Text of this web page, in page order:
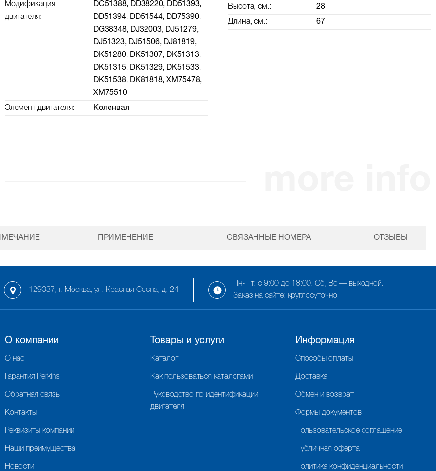
Модификация
двигателя:
DC51388, DD38220, DD51393,
DD51394, DD51544, DD75390,
DG38348, DJ32003, DJ51279,
DJ51323, DJ51506, DJ81819,
DK51280, DK51307, DK51313,
DK51315, DK51329, DK51533,
DK51538, DK81818, XM75478,
XM75510
Элемент двигателя: Коленвал
Высота, см.: 28
Длина, см.: 67
ПРИМЕНЕНИЕ СВЯЗАННЫЕ НОМЕРА ОТЗЫВЫ
129337, г. Москва, ул. Красная Сосна, д. 24
Пн-Пт: с 9:00 до 18:00. Сб, Вс — выходной.
Заказ на сайте: круглосуточно
О компании
О нас
Гарантия Perkins
Обратная связь
Контакты
Реквизиты компании
Наши преимущества
Новости
Товары и услуги
Каталог
Как пользоваться каталогами
Руководство по идентификации
двигателя
Информация
Способы оплаты
Доставка
Обмен и возврат
Формы документов
Пользовательское соглашение
Публичная оферта
Политика конфиденциальности